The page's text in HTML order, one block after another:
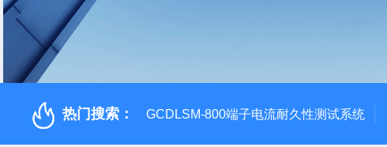
热门搜索： GCDLSM-800端子电流耐久性测试系统